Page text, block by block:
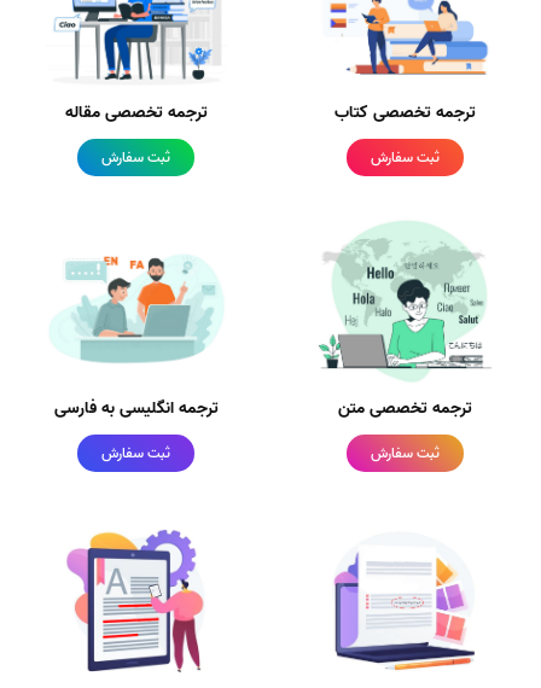
ترجمه تخصصی کتاب
ثبت سفارش
ترجمه تخصصی مقاله
ثبت سفارش
ترجمه تخصصی متن
ثبت سفارش
ترجمه انگلیسی به فارسی
ثبت سفارش